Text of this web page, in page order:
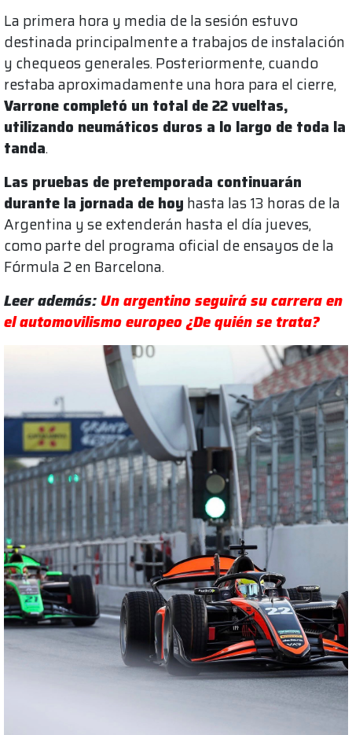
La primera hora y media de la sesión estuvo
destinada principalmente a trabajos de instalación
y chequeos generales. Posteriormente, cuando
restaba aproximadamente una hora para el cierre,
Varrone completó un total de 22 vueltas,
utilizando neumáticos duros a lo largo de toda la
tanda.
Las pruebas de pretemporada continuarán
durante la jornada de hoy hasta las 13 horas de la
Argentina y se extenderán hasta el día jueves,
como parte del programa oficial de ensayos de la
Fórmula 2 en Barcelona.
Leer además: Un argentino seguirá su carrera en
el automovilismo europeo ¿De quién se trata?